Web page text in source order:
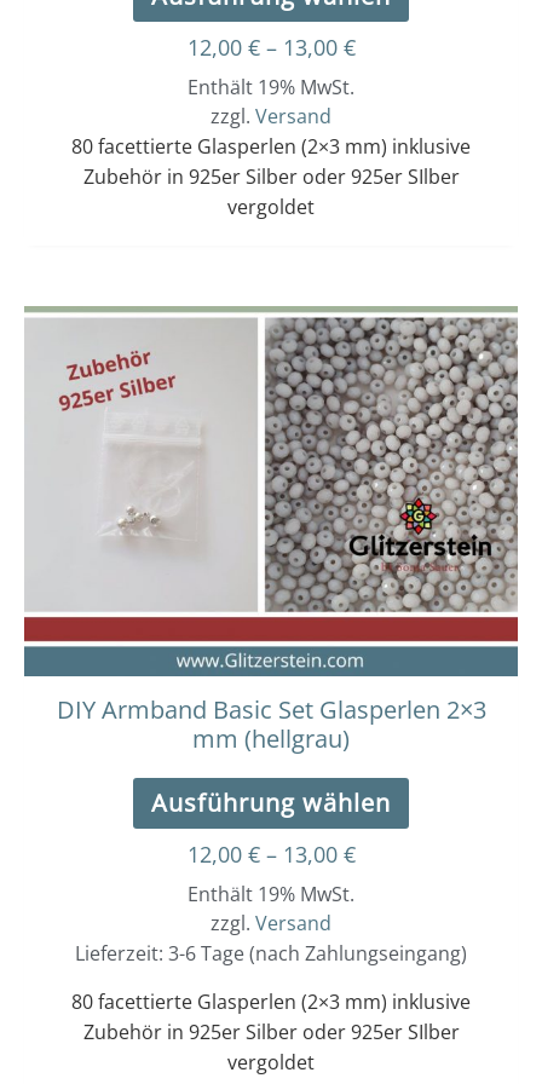
12,00 € – 13,00 €
Enthält 19% MwSt.
zzgl. Versand
80 facettierte Glasperlen (2×3 mm) inklusive
Zubehör in 925er Silber oder 925er SIlber
vergoldet
DIY Armband Basic Set Glasperlen 2×3
mm (hellgrau)
Ausführung wählen
Dieses
Produkt
weist
mehrere
Varianten
auf.
Die
Optionen
können
auf
der
werden
12,00 € – 13,00 €
Preisspanne:
12,00 €
bis
13,00 €
Enthält 19% MwSt.
zzgl. Versand
Lieferzeit: 3-6 Tage (nach Zahlungseingang)
80 facettierte Glasperlen (2×3 mm) inklusive
Zubehör in 925er Silber oder 925er SIlber
vergoldet